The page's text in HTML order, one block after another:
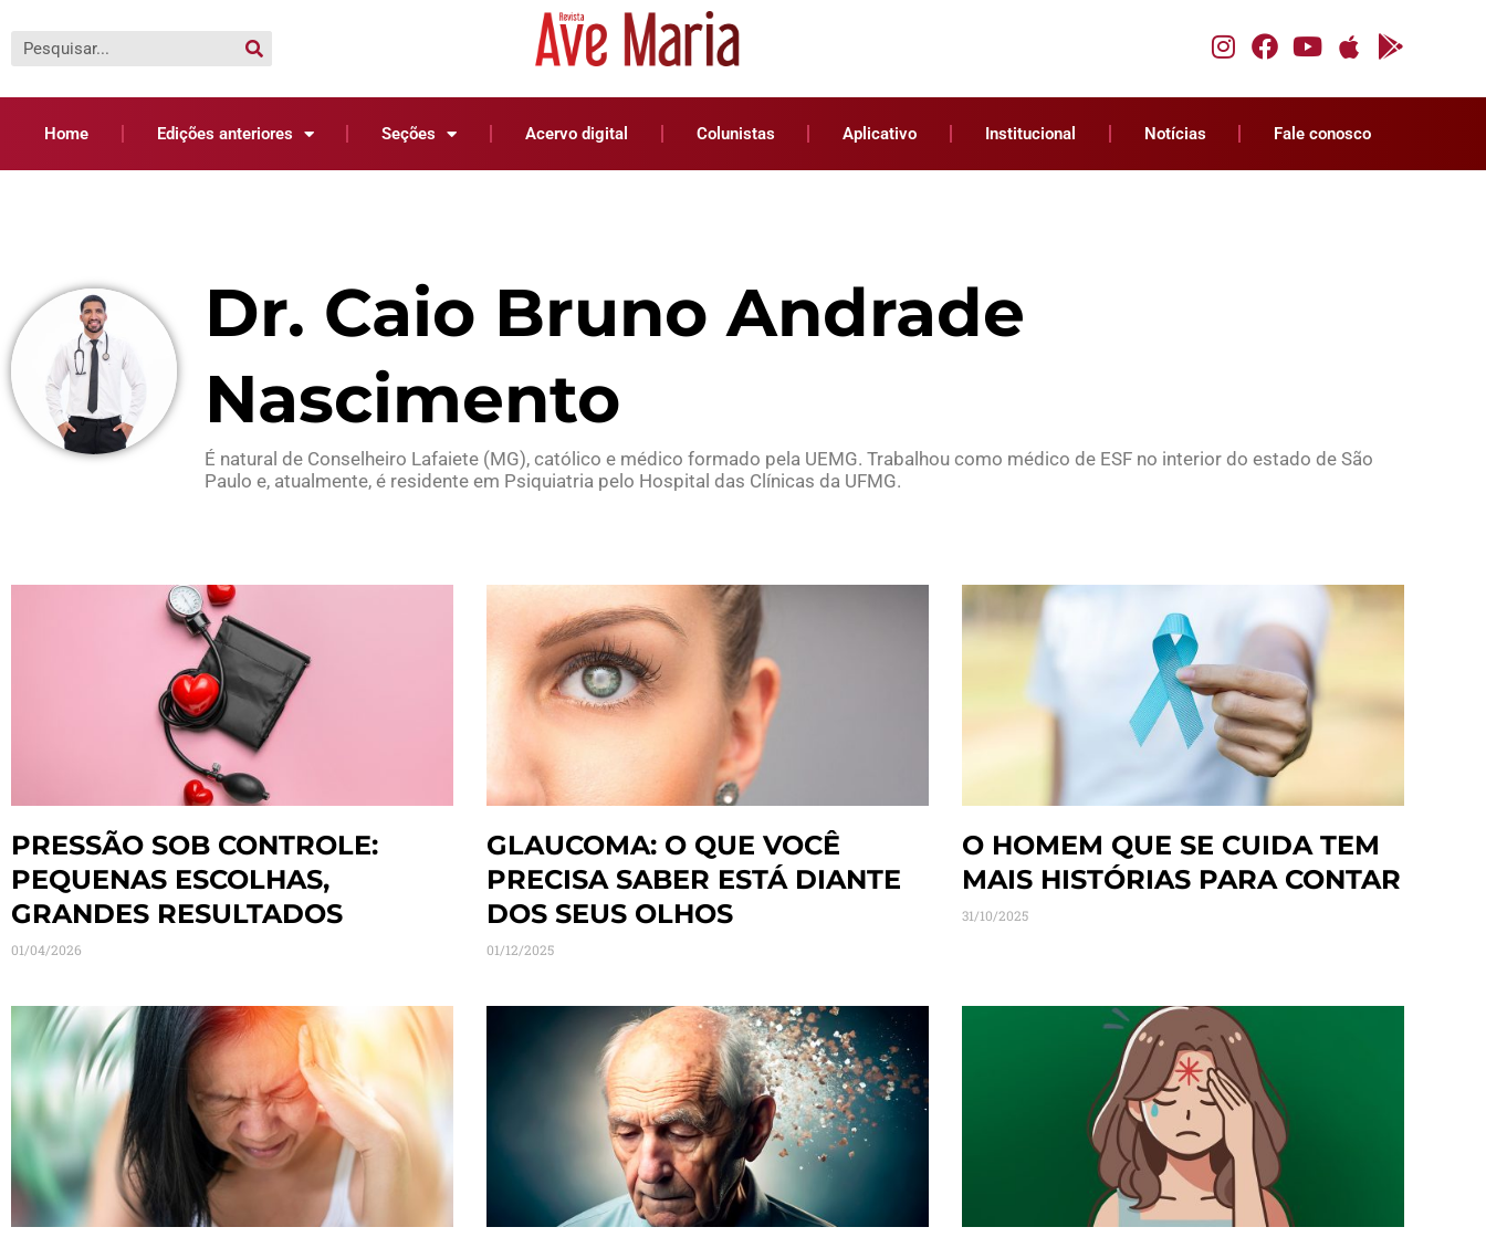
Home Edições anteriores Seções Acervo digital Colunistas Aplicativo Institucional Notícias Fale conosco
Dr. Caio Bruno Andrade
Nascimento
É natural de Conselheiro Lafaiete (MG), católico e médico formado pela UEMG. Trabalhou como médico de ESF no interior do estado de São
Paulo e, atualmente, é residente em Psiquiatria pelo Hospital das Clínicas da UFMG.
PRESSÃO SOB CONTROLE:
PEQUENAS ESCOLHAS,
GRANDES RESULTADOS
01/04/2026
GLAUCOMA: O QUE VOCÊ
PRECISA SABER ESTÁ DIANTE
DOS SEUS OLHOS
01/12/2025
O HOMEM QUE SE CUIDA TEM
MAIS HISTÓRIAS PARA CONTAR
31/10/2025